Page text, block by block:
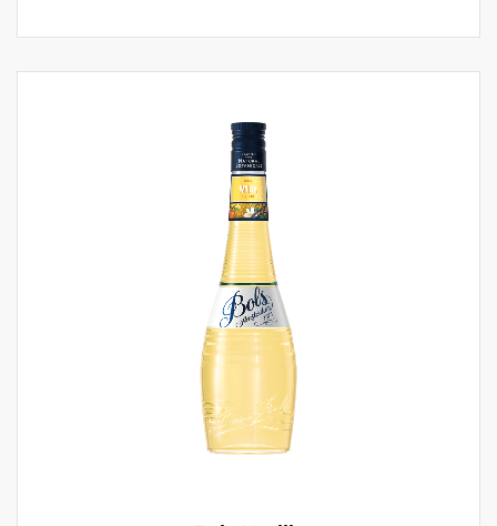
met typische smaakvolle eilandbotanicals,
zoals vanille, paradijskorrels en kardemom.
de likeur. Ze voegen warmte en tropische
kruidige tonen toe aan de rum, wat de drank
extra kracht en een premium smaak geeft.